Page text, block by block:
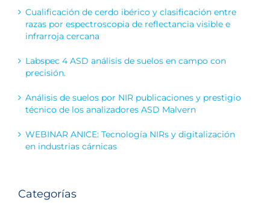
Cualificación de cerdo ibérico y clasificación entre
razas por espectroscopia de reflectancia visible e
infrarroja cercana
Labspec 4 ASD análisis de suelos en campo con
precisión.
Análisis de suelos por NIR publicaciones y prestigio
técnico de los analizadores ASD Malvern
WEBINAR ANICE: Tecnología NIRs y digitalización
en industrias cárnicas
Categorías